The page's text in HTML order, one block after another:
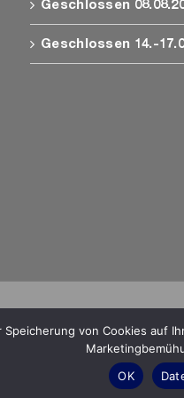
Geschlossen
Geschlossen 14.-
Impressum. Alle Inhalte sind
genutzt werden. Alle Angaben
Speicherung von Cookies
OK